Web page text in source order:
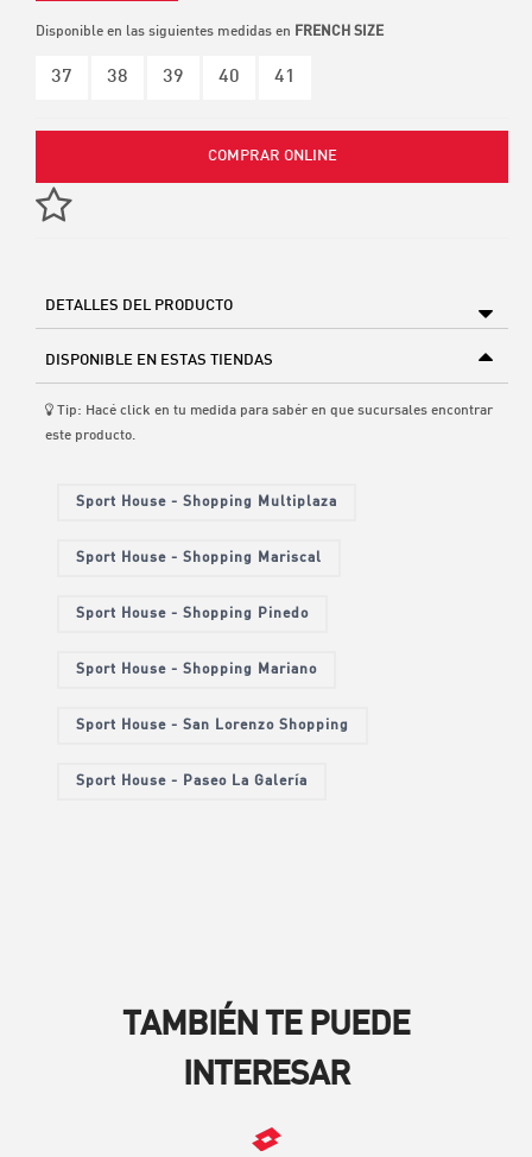
Disponible en las siguientes medidas en FRENCH SIZE
37 38 39 40 41
COMPRAR ONLINE
DETALLES DEL PRODUCTO
DISPONIBLE EN ESTAS TIENDAS
Tip: Hacé click en tu medida para sabér en que sucursales encontrar
este producto.
Sport House - Shopping Multiplaza
Sport House - Shopping Mariscal
Sport House - Shopping Pinedo
Sport House - Shopping Mariano
Sport House - San Lorenzo Shopping
Sport House - Paseo La Galería
TAMBIÉN TE PUEDE
INTERESAR